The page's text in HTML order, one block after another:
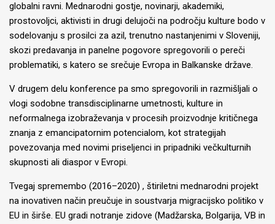
globalni ravni. Mednarodni gostje, novinarji, akademiki,
prostovoljci, aktivisti in drugi delujoči na področju kulture bodo v
sodelovanju s prosilci za azil, trenutno nastanjenimi v Sloveniji,
skozi predavanja in panelne pogovore spregovorili o pereči
problematiki, s katero se srečuje Evropa in Balkanske države.
V drugem delu konference pa smo spregovorili in razmišljali o
vlogi sodobne transdisciplinarne umetnosti, kulture in
neformalnega izobraževanja v procesih proizvodnje kritičnega
znanja z emancipatornim potencialom, kot strategijah
povezovanja med novimi priseljenci in pripadniki večkulturnih
skupnosti ali diaspor v Evropi.
Tvegaj spremembo (2016–2020) , štiriletni mednarodni projekt
na inovativen način preučuje in soustvarja migracijsko politiko v
EU in širše. EU gradi notranje zidove (Madžarska, Bolgarija, VB in